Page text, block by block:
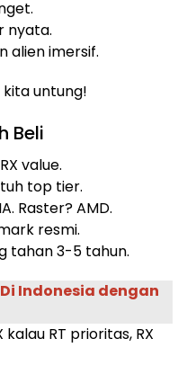
nyata.
alien imersif.
untung!
Beli
value.
top tier.
Raster? AMD.
resmi.
tahan 3-5 tahun.
Indonesia dengan
RT prioritas, RX